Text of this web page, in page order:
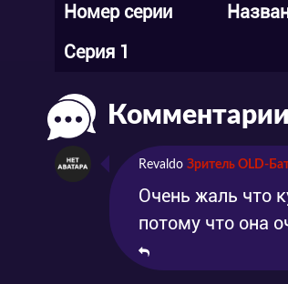
Номер серии
Серия 1
Revaldo Зритель OLD-
Очень жаль что
потому что она